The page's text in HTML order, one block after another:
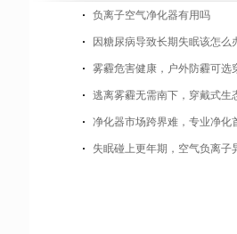
负离子空气净化器有用吗
因糖尿病导致长期失眠该怎么
雾霾危害健康，户外防霾可选
逃离雾霾无需南下，穿戴式生
净化器市场跨界难，专业净化
失眠碰上更年期，空气负离子